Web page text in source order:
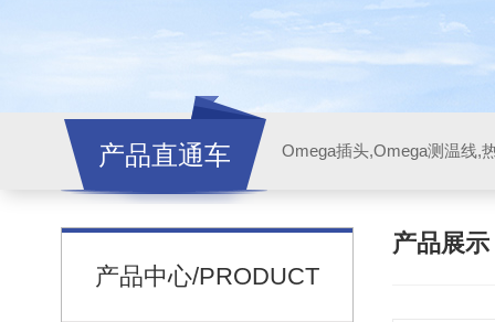
产品直通车
产品中心/PRODUCT
产品展示